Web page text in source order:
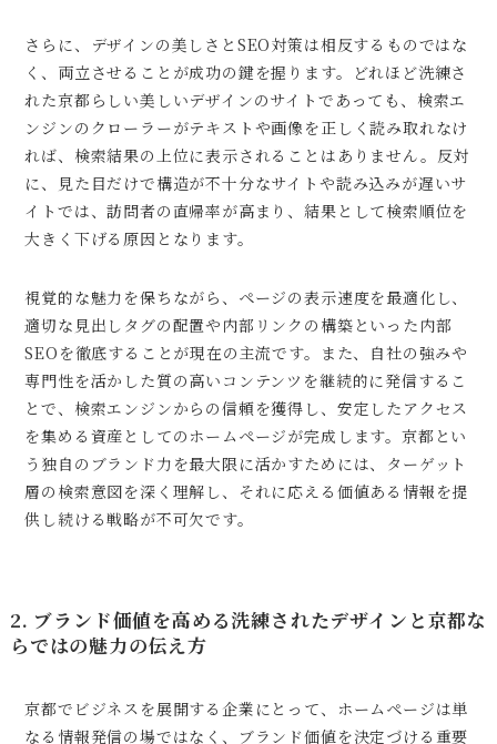
さらに、デザインの美しさとSEO対策は相反するものではな
く、両立させることが成功の鍵を握ります。どれほど洗練さ
れた京都らしい美しいデザインのサイトであっても、検索エ
ンジンのクローラーがテキストや画像を正しく読み取れなけ
れば、検索結果の上位に表示されることはありません。反対
に、見た目だけで構造が不十分なサイトや読み込みが遅いサ
イトでは、訪問者の直帰率が高まり、結果として検索順位を
大きく下げる原因となります。
視覚的な魅力を保ちながら、ページの表示速度を最適化し、
適切な見出しタグの配置や内部リンクの構築といった内部
SEOを徹底することが現在の主流です。また、自社の強みや
専門性を活かした質の高いコンテンツを継続的に発信するこ
とで、検索エンジンからの信頼を獲得し、安定したアクセス
を集める資産としてのホームページが完成します。京都とい
う独自のブランド力を最大限に活かすためには、ターゲット
層の検索意図を深く理解し、それに応える価値ある情報を提
供し続ける戦略が不可欠です。
2. ブランド価値を高める洗練されたデザインと京都な
らではの魅力の伝え方
京都でビジネスを展開する企業にとって、ホームページは単
なる情報発信の場ではなく、ブランド価値を決定づける重要